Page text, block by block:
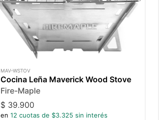
MAV-WSTOV
Cocina Leña Maverick Wood Stove
Fire-Maple
$ 39.900
en 12 cuotas de $3.325 sin interés